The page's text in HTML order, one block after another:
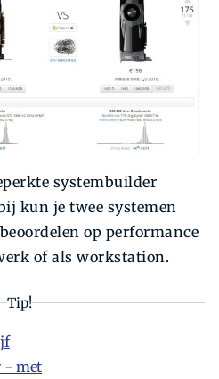
systembuilder
kun je twee systemen
op performance
of als workstation.
Tip!